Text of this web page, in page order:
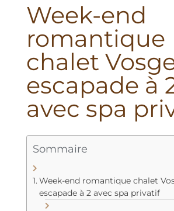
Week-end
romantique
chalet
escapade à
avec spa
Sommaire
Week-end romantique chalet
escapade à 2 avec spa privatif